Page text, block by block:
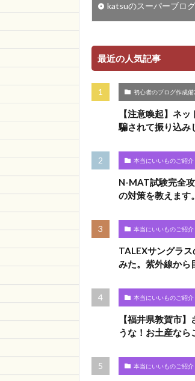
katsuのスーパーブロ
最近の人気記事
初心者のブログ作成備
【注意喚起】ネ
騙されて振り込み
本当にいいものご紹介
N-MAT試験完全
の対策を教えます。
本当にいいものご紹介
TALEXサングラ
みた。紫外線から
本当にいいものご紹介
【福井県敦賀市
うな！お土産なら
本当にいいものご紹介